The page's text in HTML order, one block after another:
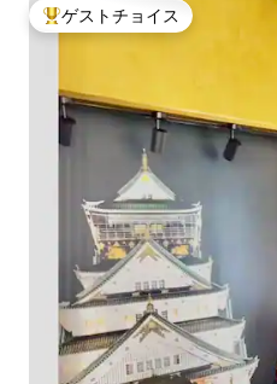
大好評のゲストチョイスです。
ゲストチョイス